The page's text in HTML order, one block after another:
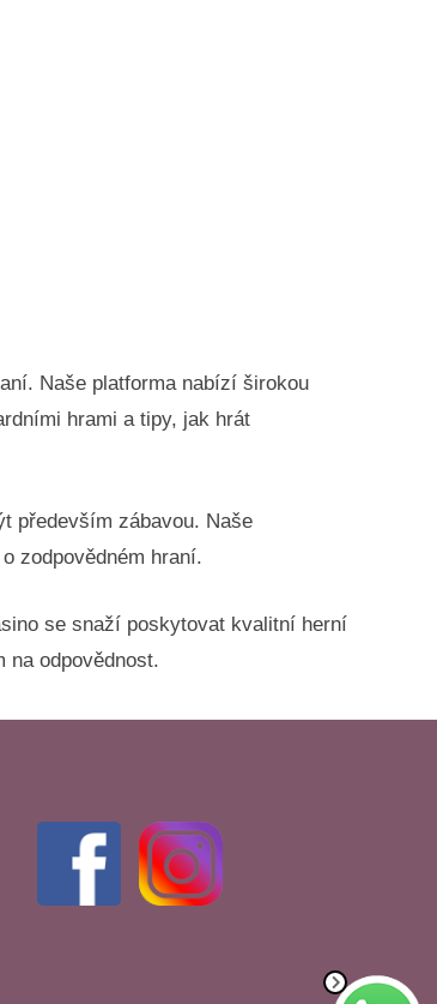
Naše platforma nabízí širokou
hrami a tipy, jak hrát
především zábavou. Naše
zodpovědném hraní.
se snaží poskytovat kvalitní herní
na odpovědnost.